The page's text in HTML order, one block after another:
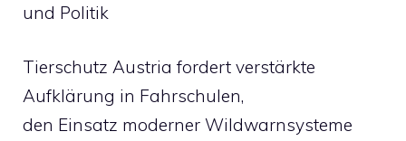
und Politik
Tierschutz Austria fordert verstärkte
Aufklärung in Fahrschulen,
den Einsatz moderner Wildwarnsysteme